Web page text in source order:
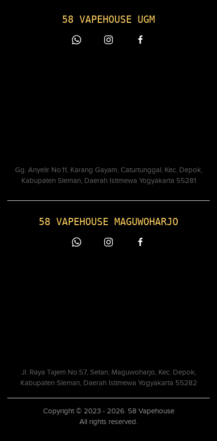
58 VAPEHOUSE UGM
Gg. Anyelir No.11, Karang Gayam, Caturtunggal, Kec. Depok,
Kabupaten Sleman, Daerah Istimewa Yogyakarta 55281
58 VAPEHOUSE MAGUWOHARJO
Jl. Raya Tajem No.57, Setan, Maguwoharjo, Kec. Depok,
Kabupaten Sleman, Daerah Istimewa Yogyakarta 55282
Copyright © 2023 - 2026. 58 Vapehouse
All rights reserved.